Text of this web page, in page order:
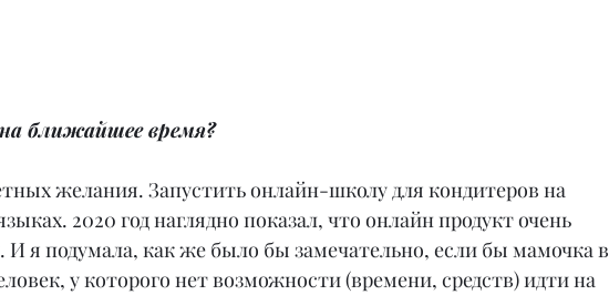
ближайшее время?
желания. Запустить онлайн-школу для кондитеров на
2020 год наглядно показал, что онлайн продукт очень
И я подумала, как же было бы замечательно, если бы мамочка в
у которого нет возможности (времени, средств) идти на